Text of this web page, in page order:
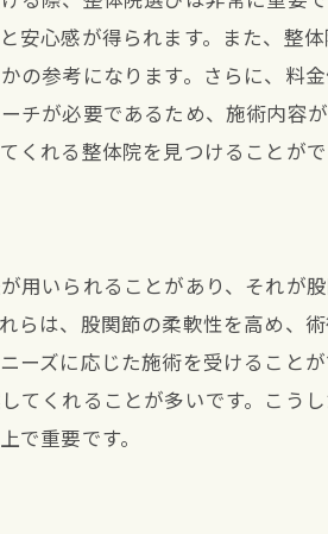
安心感が得られます。また、整
の参考になります。さらに、料
チが必要であるため、施術内容
くれる整体院を見つけることがで
用いられることがあり、それが
らは、股関節の柔軟性を高め、
ーズに応じた施術を受けること
てくれることが多いです。こう
で重要です。